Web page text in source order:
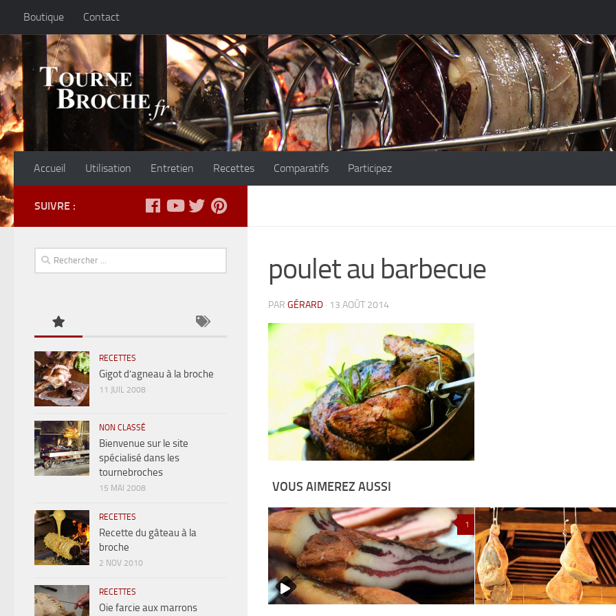
Boutique Contact
Accueil Utilisation Entretien Recettes Comparatifs Participez
poulet au barbecue
PAR GÉRARD · 13 AOÛT 2014
VOUS AIMEREZ AUSSI
1
SUIVRE :
RECETTES
Gigot d’agneau à la broche
11 JUIL 2008
NON CLASSÉ
Bienvenue sur le site
spécialisé dans les
tournebroches
15 MAI 2008
RECETTES
Recette du gâteau à la
broche
2 NOV 2010
RECETTES
Oie farcie aux marrons